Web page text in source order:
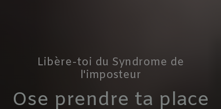
Libère-toi du Syndrome de
l'imposteur
Ose prendre ta place